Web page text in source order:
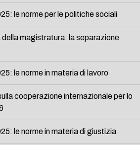
le norme per le politiche sociali
della magistratura: la separazione
le norme in materia di lavoro
cooperazione internazionale per lo
le norme in materia di giustizia